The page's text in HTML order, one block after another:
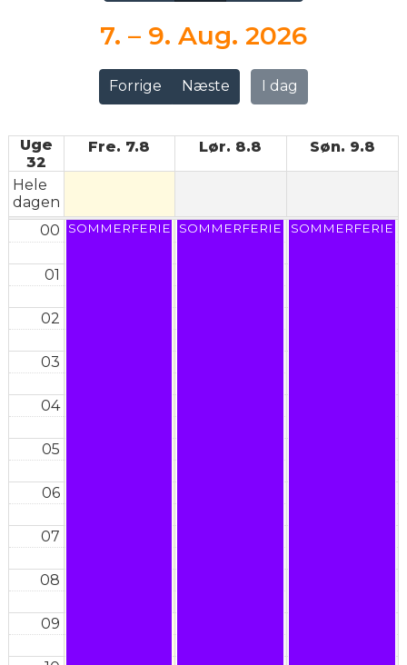
Forrige Næste I dag
7. – 9. Aug. 2026
Uge
32
Fre. 7.8 Lør. 8.8 Søn. 9.8
Hele
dagen
00
01
02
03
04
05
06
07
08
09
SOMMERFERIE SOMMERFERIE SOMMERFERIE